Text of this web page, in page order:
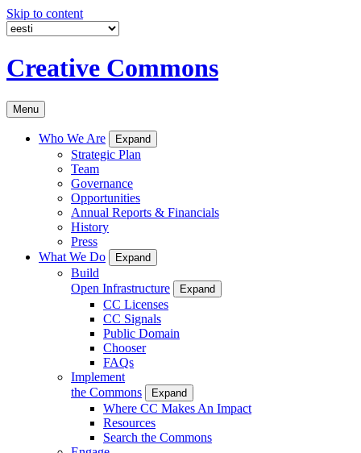
Skip to content
Creative Commons
Menu
Who We Are Expand
Strategic Plan
Team
Governance
Opportunities
Annual Reports & Financials
History
Press
What We Do
Expand
Build
Open Infrastructure
Expand
CC Licenses
CC Signals
Public Domain
Chooser
FAQs
Implement
the Commons
Expand
Where CC Makes An Impact
Resources
Search the Commons